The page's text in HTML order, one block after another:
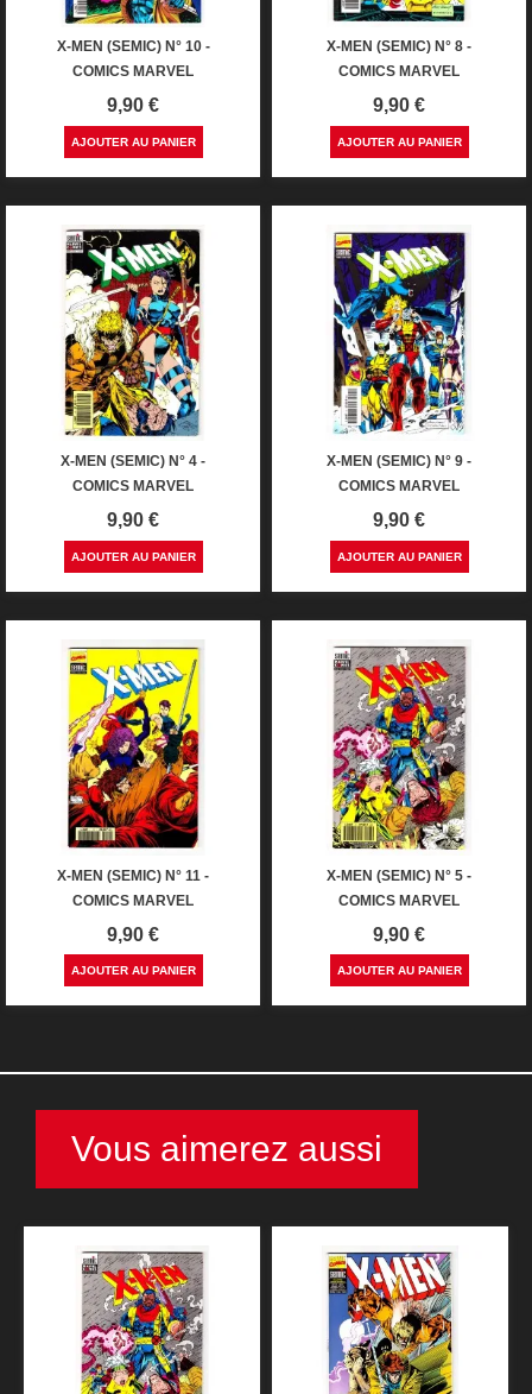
X-MEN (SEMIC) N° 10 -
COMICS MARVEL
Prix
9,90 €
AJOUTER AU PANIER
X-MEN (SEMIC) N° 8 -
COMICS MARVEL
Prix
9,90 €
AJOUTER AU PANIER
X-MEN (SEMIC) N° 4 -
COMICS MARVEL
Prix
9,90 €
AJOUTER AU PANIER
X-MEN (SEMIC) N° 9 -
COMICS MARVEL
Prix
9,90 €
AJOUTER AU PANIER
X-MEN (SEMIC) N° 11 -
COMICS MARVEL
Prix
9,90 €
AJOUTER AU PANIER
X-MEN (SEMIC) N° 5 -
COMICS MARVEL
Prix
9,90 €
AJOUTER AU PANIER
Vous aimerez aussi